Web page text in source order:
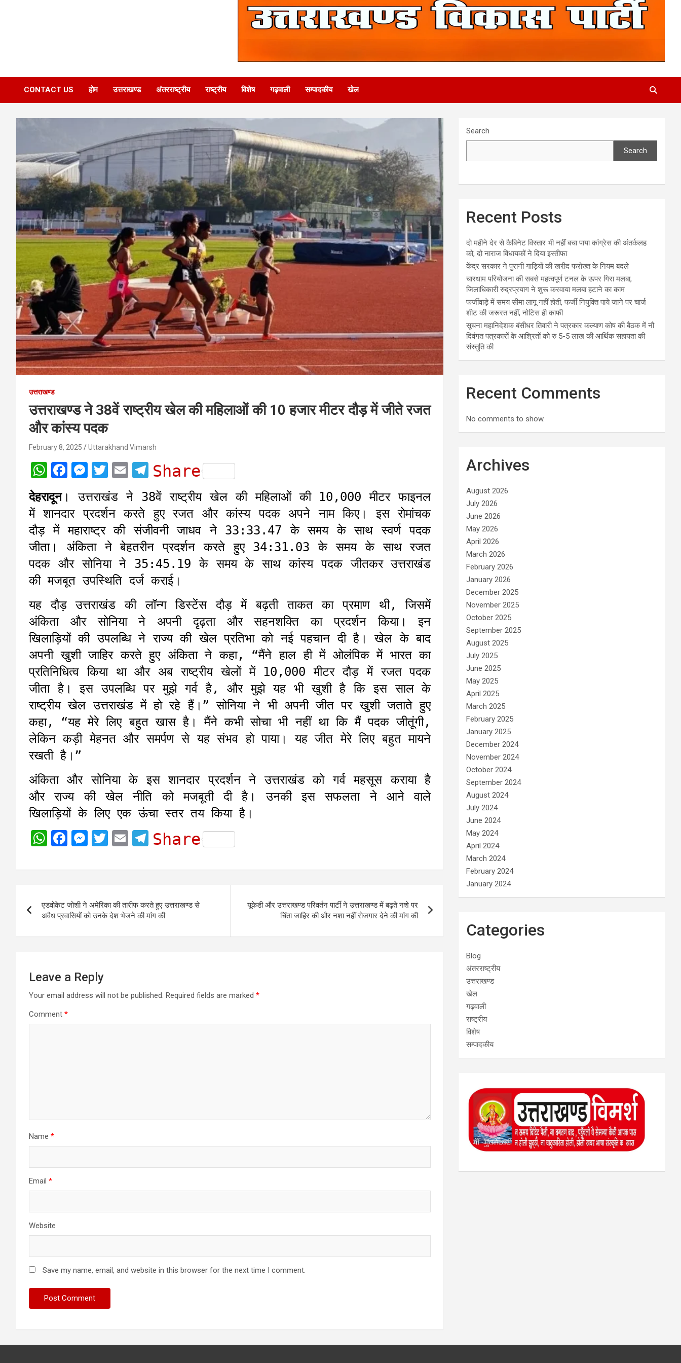
CONTACT US होम उत्तराखण्ड अंतरराष्ट्रीय राष्ट्रीय विशेष गढ़वाली सम्पादकीय खेल
उत्तराखण्ड
उत्तराखण्ड ने 38वें राष्ट्रीय खेल की महिलाओं की 10 हजार मीटर दौड़ में जीते रजत
और कांस्य पदक
February 8, 2025 Uttarakhand Vimarsh
W
a
t
s
A
p
p
F
e
b
o
o
k
M
s
s
e
n
g
e
r
T
w
i
t
t
e
r
E
m
a
i
l
T
e
l
e
g
r
a
m
Share
देहरादून। उत्तराखंड ने 38वें राष्ट्रीय खेल की महिलाओं की 10,000 मीटर फाइनल
में शानदार प्रदर्शन करते हुए रजत और कांस्य पदक अपने नाम किए। इस रोमांचक
दौड़ में महाराष्ट्र की संजीवनी जाधव ने 33:33.47 के समय के साथ स्वर्ण पदक
जीता। अंकिता ने बेहतरीन प्रदर्शन करते हुए 34:31.03 के समय के साथ रजत
पदक और सोनिया ने 35:45.19 के समय के साथ कांस्य पदक जीतकर उत्तराखंड
की मजबूत उपस्थिति दर्ज कराई।
यह दौड़ उत्तराखंड की लॉन्ग डिस्टेंस दौड़ में बढ़ती ताकत का प्रमाण थी, जिसमें
अंकिता और सोनिया ने अपनी दृढ़ता और सहनशक्ति का प्रदर्शन किया। इन
खिलाड़ियों की उपलब्धि ने राज्य की खेल प्रतिभा को नई पहचान दी है। खेल के बाद
अपनी खुशी जाहिर करते हुए अंकिता ने कहा, “मैंने हाल ही में ओलंपिक में भारत का
प्रतिनिधित्व किया था और अब राष्ट्रीय खेलों में 10,000 मीटर दौड़ में रजत पदक
जीता है। इस उपलब्धि पर मुझे गर्व है, और मुझे यह भी खुशी है कि इस साल के
राष्ट्रीय खेल उत्तराखंड में हो रहे हैं।” सोनिया ने भी अपनी जीत पर खुशी जताते हुए
कहा, “यह मेरे लिए बहुत खास है। मैंने कभी सोचा भी नहीं था कि मैं पदक जीतूंगी,
लेकिन कड़ी मेहनत और समर्पण से यह संभव हो पाया। यह जीत मेरे लिए बहुत मायने
रखती है।”
अंकिता और सोनिया के इस शानदार प्रदर्शन ने उत्तराखंड को गर्व महसूस कराया है
और राज्य की खेल नीति को मजबूती दी है। उनकी इस सफलता ने आने वाले
खिलाड़ियों के लिए एक ऊंचा स्तर तय किया है।
W
a
s
A
p
F
c
b
o
o
M
s
e
n
g
r
T
i
t
e
r
E
a
l
T
l
g
r
a
Share
navigation
एडवोकेट जोशी ने अमेरिका की तारीफ करते हुए उत्तराखण्ड से
अवैध प्रवासियों को उनके देश भेजने की मांग की
यूकेडी और उत्तराखण्ड परिवर्तन पार्टी ने उत्तराखण्ड में बढ़ते नशे पर
चिंता जाहिर की और नशा नहीं रोजगार देने की मांग की
Leave a Reply
Your email address will not be published. Required fields are marked *
Comment *
Name *
Email *
Website
Save my name, email, and website in this browser for the next time I comment.
Search
Search
Recent Posts
दो महीने देर से कैबिनेट विस्तार भी नहीं बचा पाया कांग्रेस की अंतर्कलह
को, दो नाराज विधायकों ने दिया इस्तीफा
केंद्र सरकार ने पुरानी गाड़ियों की खरीद फरोख्त के नियम बदले
चारधाम परियोजना की सबसे महत्वपूर्ण टनल के ऊपर गिरा मलबा,
जिलाधिकारी रुद्रप्रयाग ने शुरू करवाया मलबा हटाने का काम
फर्जीवाड़े में समय सीमा लागू नहीं होती, फर्जी नियुक्ति पाये जाने पर चार्ज
शीट की जरूरत नहीं, नोटिस ही काफी
सूचना महानिदेशक बंसीधर तिवारी ने पत्रकार कल्याण कोष की बैठक में नौ
दिवंगत पत्रकारों के आश्रितों को रु 5-5 लाख की आर्थिक सहायता की
संस्तुति की
Recent Comments
No comments to show.
Archives
August 2026
July 2026
June 2026
May 2026
April 2026
March 2026
February 2026
January 2026
December 2025
November 2025
October 2025
September 2025
August 2025
July 2025
June 2025
May 2025
April 2025
March 2025
February 2025
January 2025
December 2024
November 2024
October 2024
September 2024
August 2024
July 2024
June 2024
May 2024
April 2024
March 2024
February 2024
January 2024
Categories
Blog
अंतरराष्ट्रीय
उत्तराखण्ड
खेल
गढ़वाली
राष्ट्रीय
विशेष
सम्पादकीय